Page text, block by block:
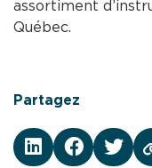
assortiment
Québec.
Partagez